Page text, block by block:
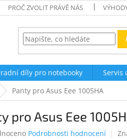
PROČ ZVOLIT PRÁVĚ NÁS
díly pro notebooky Servis
Panty pro Asus Eee 1005HA
pro Asus Eee
Podrobnosti hodnocení